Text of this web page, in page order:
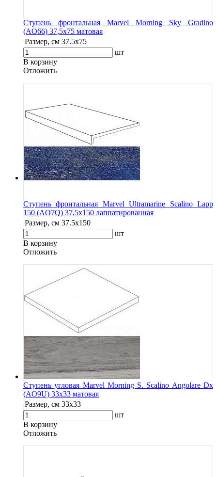
Ступень фронтальная Marvel Morning Sky Gradino
(AO66) 37,5x75 матовая
Размер, см 37.5x75
шт
В корзину
Oтложить
Ступень фронтальная Marvel Ultramarine Scalino Lapp
150 (AO7Q) 37,5x150 лаппатированная
Размер, см 37.5x150
шт
В корзину
Oтложить
Ступень угловая Marvel Morning S. Scalino Angolare Dx
(AO9U) 33x33 матовая
Размер, см 33x33
шт
В корзину
Oтложить